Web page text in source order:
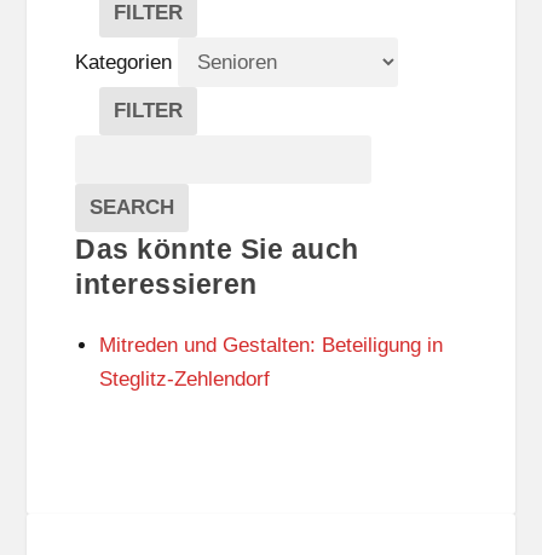
FILTER
V
E
R
A
A
L
T
U
S
O
Kategorien
FILTER
E
G
O
R
N
Veranstaltungen
SEARCH
Das könnte Sie auch
interessieren
Mitreden und Gestalten: Beteiligung in
Steglitz-Zehlendorf